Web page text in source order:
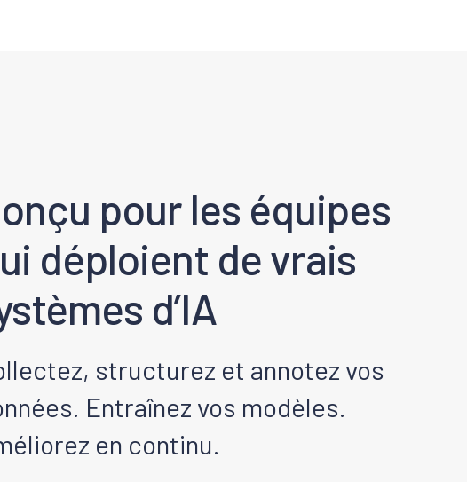
pour les équipes
déploient de vrais
d’IA
structurez et annotez vos
Entraînez vos modèles.
en continu.